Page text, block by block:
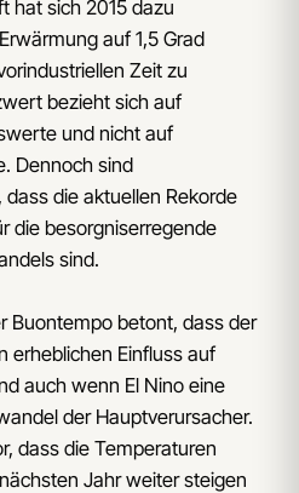
hat sich 2015 dazu
auf 1,5 Grad
Zeit zu
bezieht sich auf
und nicht auf
Dennoch sind
die aktuellen Rekorde
die besorgniserregende
sind.
Buontempo betont, dass der
erheblichen Einfluss auf
auch wenn El Nino eine
der Hauptverursacher.
dass die Temperaturen
Jahr weiter steigen